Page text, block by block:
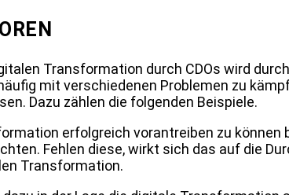
Transformation durch CDOs wird
mit verschiedenen Problemen zu
Dazu zählen die folgenden Beispiele.
erfolgreich vorantreiben zu
Fehlen diese, wirkt sich das auf die
Transformation.